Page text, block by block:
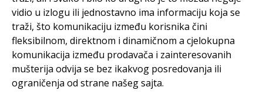
vidio u izlogu ili jednostavno ima informaciju koja se
traži, što komunikaciju između korisnika čini
fleksibilnom, direktnom i dinamičnom a cjelokupna
komunikacija između prodavača i zainteresovanih
mušterija odvija se bez ikakvog posredovanja ili
ograničenja od strane našeg sajta.